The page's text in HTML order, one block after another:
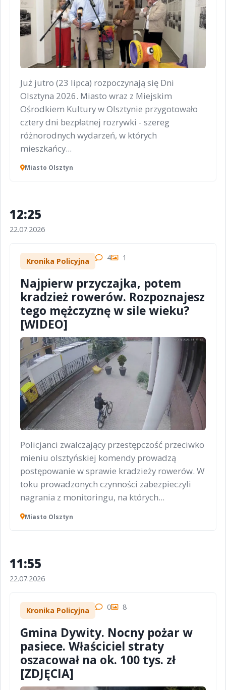
Już jutro (23 lipca) rozpoczynają się Dni
Olsztyna 2026. Miasto wraz z Miejskim
Ośrodkiem Kultury w Olsztynie przygotowało
cztery dni bezpłatnej rozrywki - szereg
różnorodnych wydarzeń, w których
mieszkańcy...
Miasto Olsztyn
12:25
22.07.2026
Kronika Policyjna 4 1
Najpierw przyczajka, potem
kradzież rowerów. Rozpoznajesz
tego mężczyznę w sile wieku?
[WIDEO]
Policjanci zwalczający przestępczość przeciwko
mieniu olsztyńskiej komendy prowadzą
postępowanie w sprawie kradzieży rowerów. W
toku prowadzonych czynności zabezpieczyli
nagrania z monitoringu, na których...
Miasto Olsztyn
11:55
22.07.2026
Kronika Policyjna 0 8
Gmina Dywity. Nocny pożar w
pasiece. Właściciel straty
oszacował na ok. 100 tys. zł
[ZDJĘCIA]